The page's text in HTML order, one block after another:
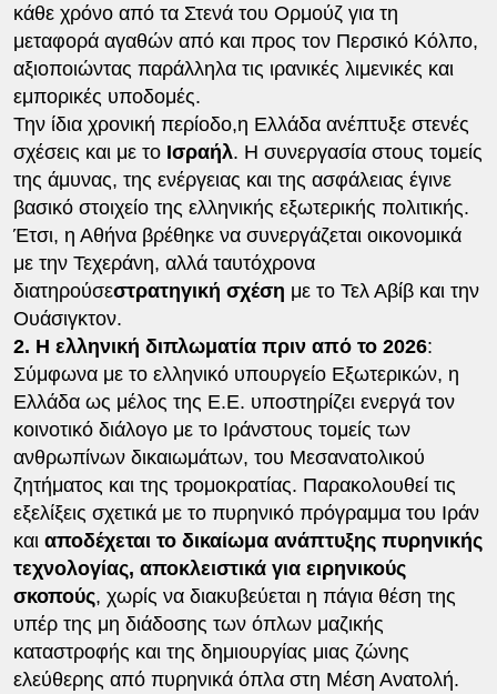
κάθε χρόνο από τα Στενά του Ορμούζ για τη
μεταφορά αγαθών από και προς τον Περσικό Κόλπο,
αξιοποιώντας παράλληλα τις ιρανικές λιμενικές και
εμπορικές υποδομές.
Την ίδια χρονική περίοδο,η Ελλάδα ανέπτυξε στενές
σχέσεις και με το Ισραήλ. Η συνεργασία στους τομείς
της άμυνας, της ενέργειας και της ασφάλειας έγινε
βασικό στοιχείο της ελληνικής εξωτερικής πολιτικής.
Έτσι, η Αθήνα βρέθηκε να συνεργάζεται οικονομικά
με την Τεχεράνη, αλλά ταυτόχρονα
διατηρούσεστρατηγική σχέση με το Τελ Αβίβ και την
Ουάσιγκτον.
2. Η ελληνική διπλωματία πριν από το 2026:
Σύμφωνα με το ελληνικό υπουργείο Εξωτερικών, η
Ελλάδα ως μέλος της Ε.Ε. υποστηρίζει ενεργά τον
κοινοτικό διάλογο με το Ιράνστους τομείς των
ανθρωπίνων δικαιωμάτων, του Μεσανατολικού
ζητήματος και της τρομοκρατίας. Παρακολουθεί τις
εξελίξεις σχετικά με το πυρηνικό πρόγραμμα του Ιράν
και αποδέχεται το δικαίωμα ανάπτυξης πυρηνικής
τεχνολογίας, αποκλειστικά για ειρηνικούς
σκοπούς, χωρίς να διακυβεύεται η πάγια θέση της
υπέρ της μη διάδοσης των όπλων μαζικής
καταστροφής και της δημιουργίας μιας ζώνης
ελεύθερης από πυρηνικά όπλα στη Μέση Ανατολή.